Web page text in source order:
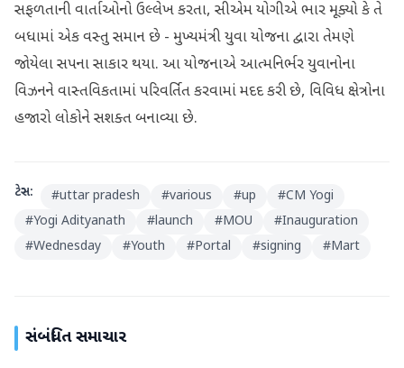
સફળતાની વાર્તાઓનો ઉલ્લેખ કરતા, સીએમ યોગીએ ભાર મૂક્યો કે તે
બધામાં એક વસ્તુ સમાન છે - મુખ્યમંત્રી યુવા યોજના દ્વારા તેમણે
જોયેલા સપના સાકાર થયા. આ યોજનાએ આત્મનિર્ભર યુવાનોના
વિઝનને વાસ્તવિકતામાં પરિવર્તિત કરવામાં મદદ કરી છે, વિવિધ ક્ષેત્રોના
હજારો લોકોને સશક્ત બનાવ્યા છે.
ટેગ્સ: #uttar pradesh #various #up #CM Yogi
#Yogi Adityanath #launch #MOU #Inauguration
#Wednesday #Youth #Portal #signing #Mart
સંબંધિત સમાચાર